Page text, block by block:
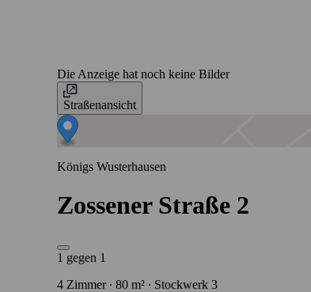
Die Anzeige hat noch keine Bilder
Straßenansicht
Königs Wusterhausen
Zossener Straße 2
1 gegen 1
4 Zimmer ∙ 80 m² ∙ Stockwerk 3